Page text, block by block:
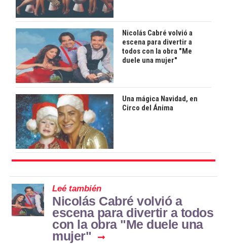
Nicolás Cabré volvió a
escena para divertir a
todos con la obra "Me
duele una mujer"
Una mágica Navidad, en
Circo del Ánima
Leé también
Nicolás Cabré volvió a
escena para divertir a todos
con la obra "Me duele una
mujer"